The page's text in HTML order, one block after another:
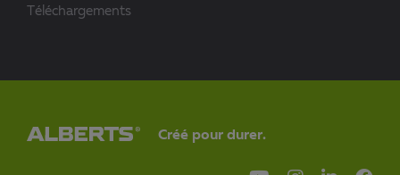
Téléchargements
Créé pour durer.